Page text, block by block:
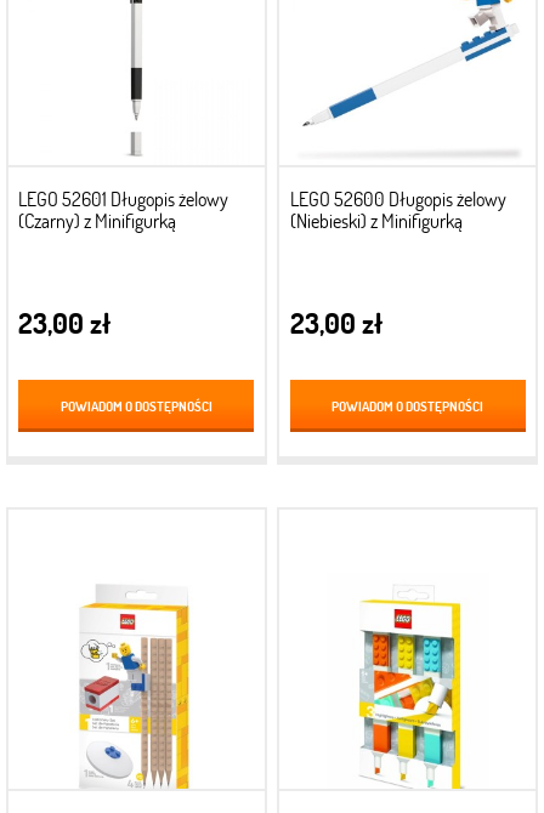
LEGO 52601 Długopis żelowy
(Czarny) z Minifigurką
23,00 zł
POWIADOM O DOSTĘPNOŚCI
LEGO 52600 Długopis żelowy
(Niebieski) z Minifigurką
23,00 zł
POWIADOM O DOSTĘPNOŚCI